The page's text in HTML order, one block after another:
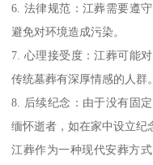
6. 法律规范：江葬需要遵
避免对环境造成污染。
7. 心理接受度：江葬可能
传统墓葬有深厚情感的人群。
8. 后续纪念：由于没有固
缅怀逝者，如在家中设立纪
江葬作为一种现代安葬方